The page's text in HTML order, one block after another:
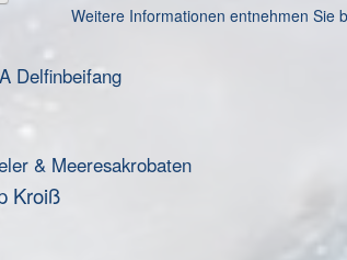
Delfinbeifang
& Meeresakrobaten
Kroiß
Weitere Informationen entnehmen Sie